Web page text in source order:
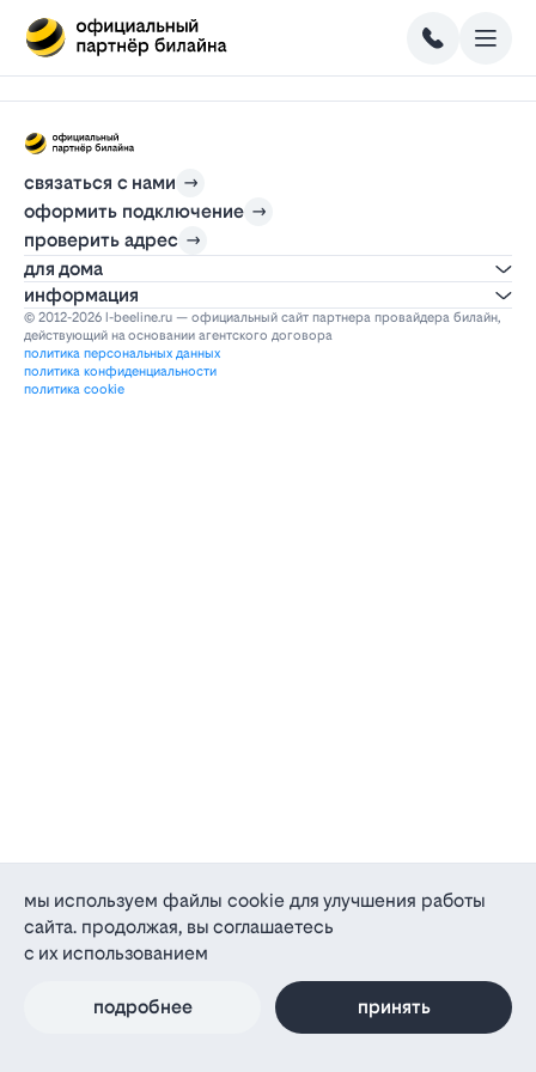
связаться с нами
оформить подключение
проверить адрес
для дома
информация
© 2012-2026 l-beeline.ru — официальный сайт партнера провайдера билайн,
действующий на основании агентского договора
политика персональных данных
политика конфиденциальности
политика cookie
мы используем файлы cookie для улучшения работы
сайта. продолжая, вы соглашаетесь
с их использованием
подробнее принять